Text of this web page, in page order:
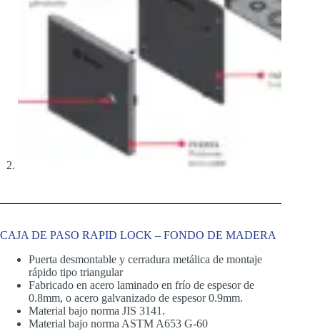
CAJA DE PASO RAPID LOCK – FONDO DE MADERA
Puerta desmontable y cerradura metálica de montaje
rápido tipo triangular
Fabricado en acero laminado en frío de espesor de
0.8mm, o acero galvanizado de espesor 0.9mm.
Material bajo norma JIS 3141.
Material bajo norma ASTM A653 G-60